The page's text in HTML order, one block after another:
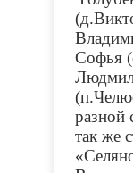
Софья
разной
так же